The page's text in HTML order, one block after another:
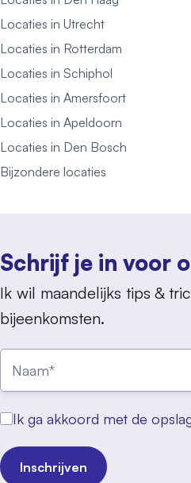
Locaties in Utrecht
Locaties in Rotterdam
Locaties in Schiphol
Locaties in Amersfoort
Locaties in Apeldoorn
Locaties in Den Bosch
Bijzondere locaties
Schrijf je in voor
Ik wil maandelijks tips &
bijeenkomsten.
Ik ga akkoord met de
Inschrijven